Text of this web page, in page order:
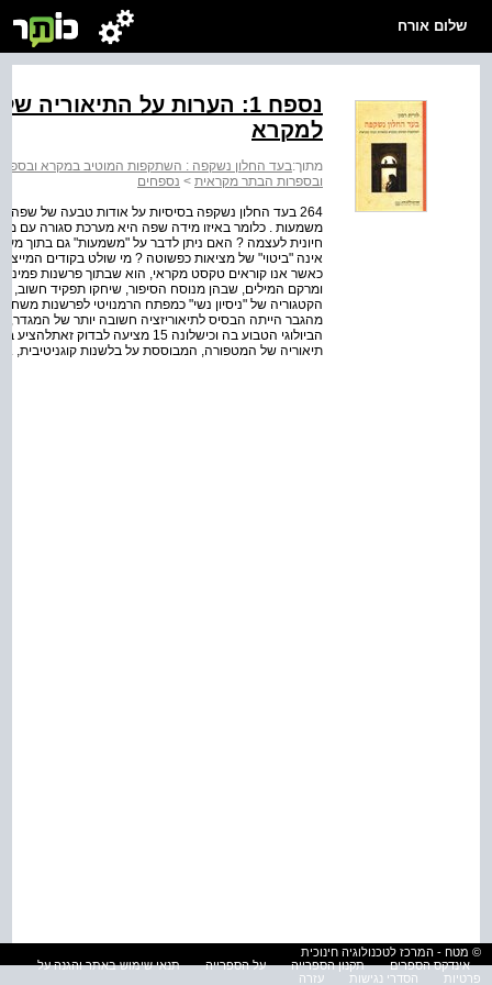
שלום אורח
נספח 1: הערות על
למקרא
מתוך:בעד החלון נשקפה : השתקפות המוטיב במקרא
ובספרות הבתר מקראית > נספחים
משמעות . כלומר באיזו מידה שפה היא מערכת סגורה עם
חיונית לעצמה ? האם ניתן לדבר על "משמעות" גם
אינה "ביטוי" של מציאות כפשוטה ? מי שולט בקודים
כאשר אנו קוראים טקסט מקראי, הוא שבתוך פרשנות
ומרקם המילים, שבהן מנוסח הסיפור, שיחקו תפקיד
הקטגוריה של "ניסיון נשי" כמפתח הרמנויטי לפרשנות
מהגבר הייתה הבסיס לתיאוריזציה חשובה יותר של המגדר,
הביולוגי הטבוע בה וכישלונה 15
תיאוריה של המטפורה, המבוססת על בלשנות קוגניטיבית,
© מטח - המרכז לטכנולוגיה חינוכית
אינדקס הספרים
תקנון הספרייה על הספרייה
תנאי שימוש באתר והגנה על
פרטיות
הסדרי נגישות עזרה